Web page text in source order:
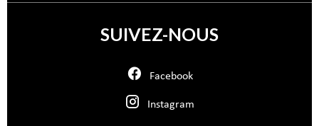
SUIVEZ-NOUS
Facebook
Instagram